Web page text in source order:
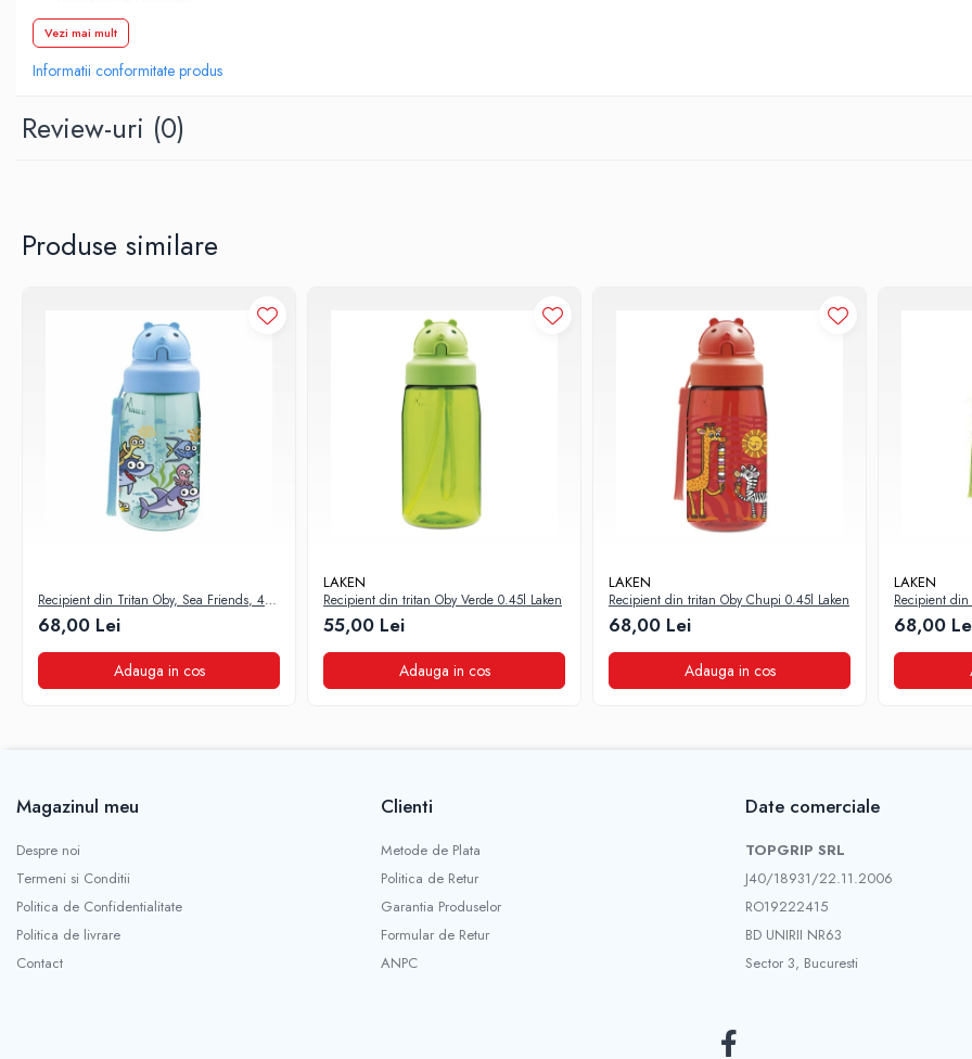
Diametru 7.3 cm
inaltime 17.7 cm
greutate 158 gr
Nu este indicat folosirea bauturilor acidulate
Este un plastic dur. Produsele din Tritan au o durata de folosire indelungata
Tritanul a fost testat si aprobat pentru uzul alimentar (produse ce vin in contact cu alimente) de catre urmatoarele agentii nationale:
Health Canada
S. Food and Drug Administration
European Food Safety Authority and European Commission
China’s Ministry of Health
Japan Hygienic Olefin and Styrene Plastics Association
Vezi mai mult
Informatii conformitate produs
Review-uri (0)
Produse similare
Recipient din Tritan Oby, Sea Friends, 450
ml, Laken
68,00 Lei
Adauga in cos
LAKEN
Recipient din tritan Oby Verde 0.45l Laken
55,00 Lei
Adauga in cos
LAKEN
Recipient din tritan Oby Chupi 0.45l Laken
68,00 Lei
Adauga in cos
LAKEN
Recipient
Laken
68,00
Magazinul meu
Despre noi
Termeni si Conditii
Politica de Confidentialitate
Politica de livrare
Contact
Clienti
Metode de Plata
Politica de Retur
Garantia Produselor
Formular de Retur
ANPC
Date comerciale
TOPGRIP SRL
J40/18931/22.11.2006
RO19222415
BD UNIRII NR63
Sector 3, Bucuresti